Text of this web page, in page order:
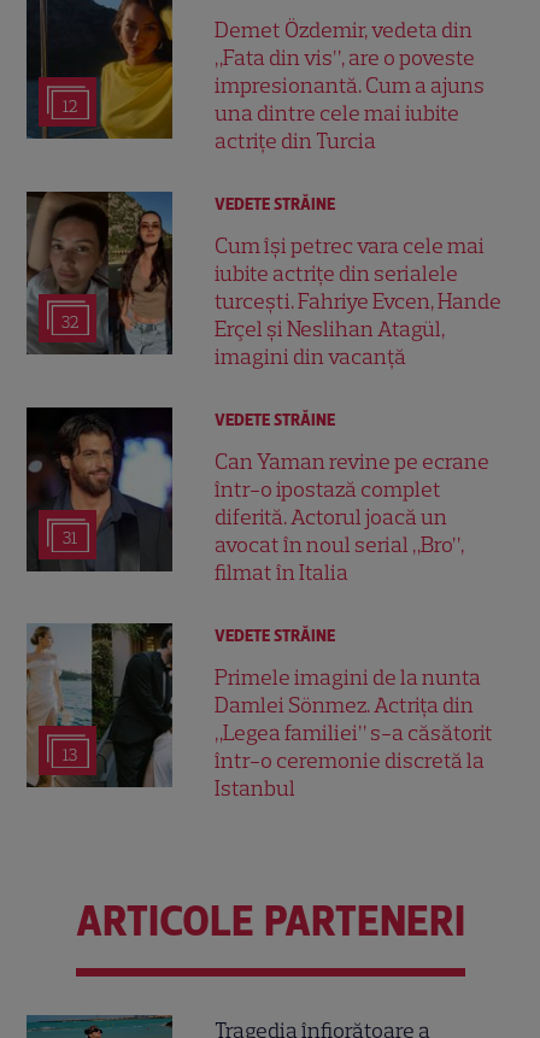
12
Demet Özdemir, vedeta din
„Fata din vis”, are o poveste
impresionantă. Cum a ajuns
una dintre cele mai iubite
actrițe din Turcia
32
VEDETE STRĂINE
Cum își petrec vara cele mai
iubite actrițe din serialele
turcești. Fahriye Evcen, Hande
Erçel și Neslihan Atagül,
imagini din vacanță
31
VEDETE STRĂINE
Can Yaman revine pe ecrane
într-o ipostază complet
diferită. Actorul joacă un
avocat în noul serial „Bro”,
filmat în Italia
13
VEDETE STRĂINE
Primele imagini de la nunta
Damlei Sönmez. Actrița din
„Legea familiei” s-a căsătorit
într-o ceremonie discretă la
Istanbul
ARTICOLE PARTENERI
Tragedia înfiorătoare a